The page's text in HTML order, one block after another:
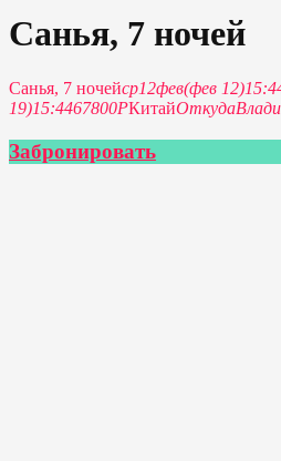
Санья, 7 ночей
Санья, 7 ночейср12фев(фев 12)
19)15:4467800РКитайОткуда
Забронировать